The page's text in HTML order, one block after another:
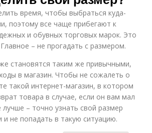
время, чтобы выбраться куда-
поэтому все чаще прибегают к
и обувных торговых марок. Это
– не прогадать с размером.
становятся таким же привычными,
в магазин. Чтобы не сожалеть о
такой интернет-магазин, в котором
товара в случае, если он вам мал
– точно узнать свой размер
не попадать в такую ситуацию.